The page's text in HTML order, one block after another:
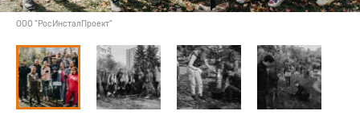
ООО "РосИнсталПроект"